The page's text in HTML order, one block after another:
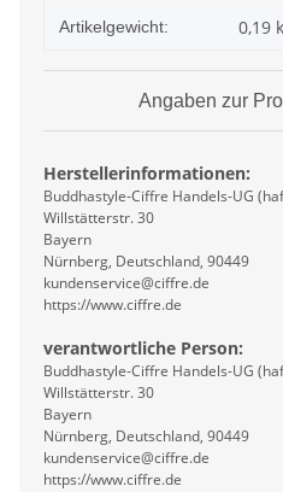
Artikelgewicht: 0,19
Angaben zur
Herstellerinformationen:
Buddhastyle-Ciffre Handels-UG
Willstätterstr. 30
Bayern
Nürnberg, Deutschland, 90449
kundenservice@ciffre.de
https://www.ciffre.de
verantwortliche Person:
Buddhastyle-Ciffre Handels-UG
Willstätterstr. 30
Bayern
Nürnberg, Deutschland, 90449
kundenservice@ciffre.de
https://www.ciffre.de